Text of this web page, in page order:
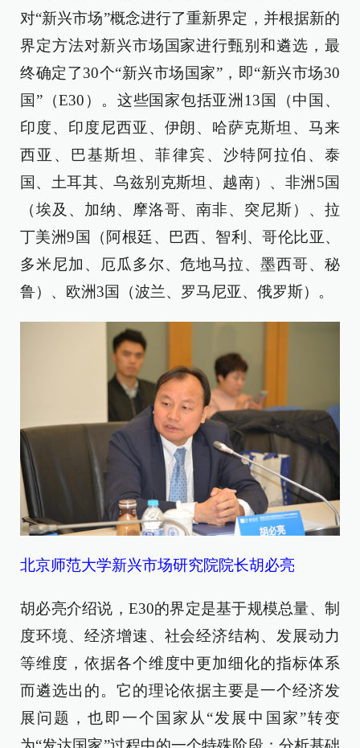
对“新兴市场”概念进行了重新界定，并根据新的
界定方法对新兴市场国家进行甄别和遴选，最
终确定了30个“新兴市场国家”，即“新兴市场30
国”（E30）。这些国家包括亚洲13国（中国、
印度、印度尼西亚、伊朗、哈萨克斯坦、马来
西亚、巴基斯坦、菲律宾、沙特阿拉伯、泰
国、土耳其、乌兹别克斯坦、越南）、非洲5国
（埃及、加纳、摩洛哥、南非、突尼斯）、拉
丁美洲9国（阿根廷、巴西、智利、哥伦比亚、
多米尼加、厄瓜多尔、危地马拉、墨西哥、秘
鲁）、欧洲3国（波兰、罗马尼亚、俄罗斯）。
北京师范大学新兴市场研究院院长胡必亮
胡必亮介绍说，E30的界定是基于规模总量、制
度环境、经济增速、社会经济结构、发展动力
等维度，依据各个维度中更加细化的指标体系
而遴选出的。它的理论依据主要是一个经济发
展问题，也即一个国家从“发展中国家”转变